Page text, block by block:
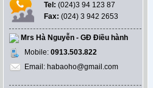
Tel: (024)3 94 123 87
Fax: (024) 3 942 2653
Mrs Hà Nguyễn - GĐ Điều hành
Mobile: 0913.503.822
Email: habaoho@gmail.com